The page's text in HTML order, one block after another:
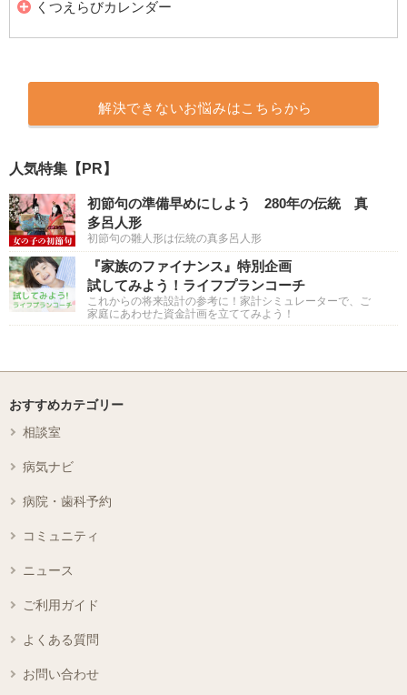
くつえらびカレンダー
解決できないお悩みはこちらから
人気特集【PR】
初節句の準備早めにしよう 280年の伝統 真
多呂人形
初節句の雛人形は伝統の真多呂人形
『家族のファイナンス』特別企画
試してみよう！ライフプランコーチ
これからの将来設計の参考に！家計シミュレーターで、ご
家庭にあわせた資金計画を立ててみよう！
おすすめカテゴリー
相談室
病気ナビ
病院・歯科予約
コミュニティ
ニュース
ご利用ガイド
よくある質問
お問い合わせ